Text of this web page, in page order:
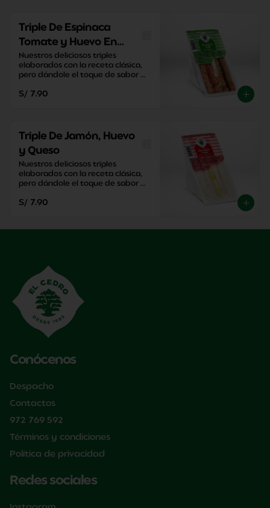
Triple De Espinaca
Tomate y Huevo En
Pan Integral
Nuestros deliciosos triples
elaborados con la receta clásica,
pero dándole el toque de sabor
S/ 7.90
Triple De Jamón, Huevo
y Queso
Nuestros deliciosos triples
elaborados con la receta clásica,
pero dándole el toque de sabor
S/ 7.90
Conócenos
Despacho
Contactos
972 769 592
Términos y condiciones
Política de privacidad
Redes sociales